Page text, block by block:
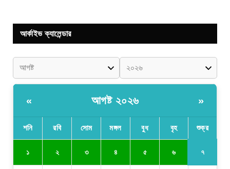
আর্কাইভ ক্যালেন্ডার
« আগষ্ট ২০২৬ »
শনি রবি সোম মঙ্গল বুধ বৃহ শুক্র
১ ২ ৩ ৪ ৫ ৬ ৭